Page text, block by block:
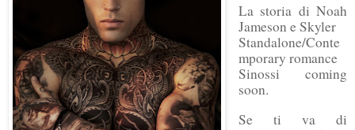
La storia di Noah
Jameson e Skyler
Standalone/Conte
mporary romance
Sinossi coming
soon.
Se ti va di